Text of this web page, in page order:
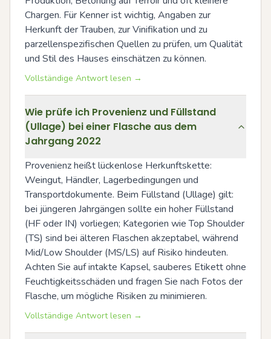
Chargen. Für Kenner ist wichtig, Angaben zur
Herkunft der Trauben, zur Vinifikation und zu
parzellenspezifischen Quellen zu prüfen, um Qualität
und Stil des Hauses einschätzen zu können.
Vollständige Antwort lesen →
Wie prüfe ich Provenienz und Füllstand
(Ullage) bei einer Flasche aus dem
Jahrgang 2022
Provenienz heißt lückenlose Herkunftskette:
Weingut, Händler, Lagerbedingungen und
Transportdokumente. Beim Füllstand (Ullage) gilt:
bei jüngeren Jahrgängen sollte ein hoher Füllstand
(HF oder IN) vorliegen; Kategorien wie Top Shoulder
(TS) sind bei älteren Flaschen akzeptabel, während
Mid/Low Shoulder (MS/LS) auf Risiko hindeuten.
Achten Sie auf intakte Kapsel, sauberes Etikett ohne
Feuchtigkeitsschäden und fragen Sie nach Fotos der
Flasche, um mögliche Risiken zu minimieren.
Vollständige Antwort lesen →